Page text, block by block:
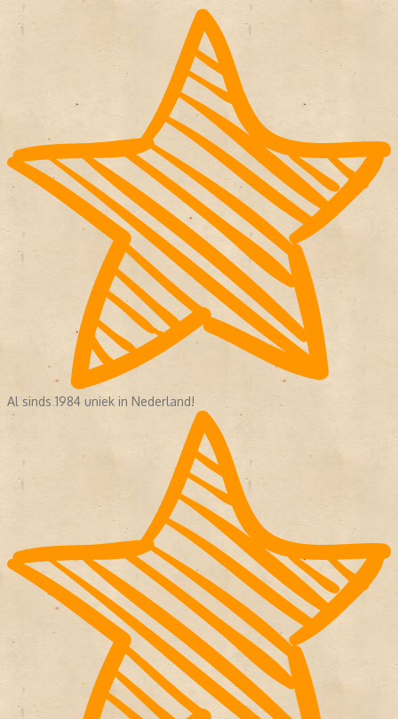
Al sinds 1984 uniek in Nederland!